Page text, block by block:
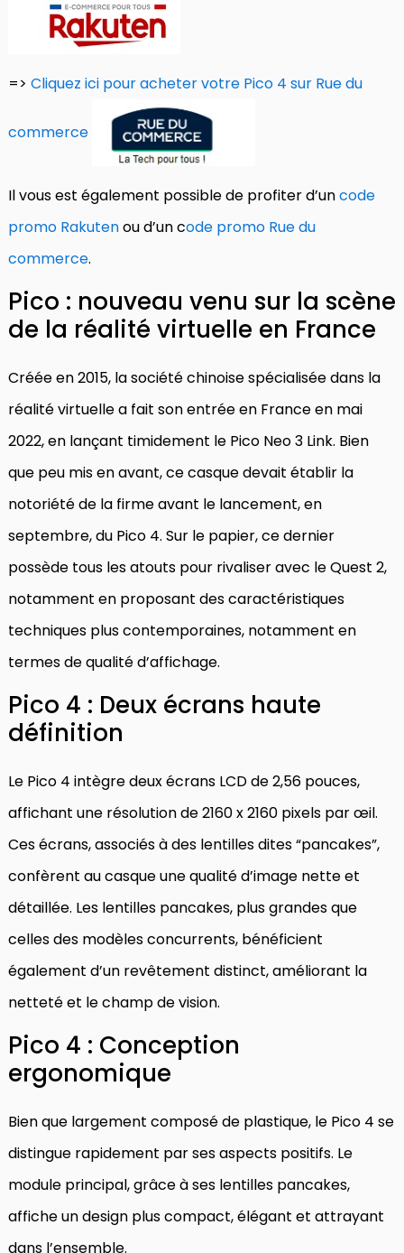
=> Cliquez ici pour acheter votre Pico 4 sur Rue du
commerce
Il vous est également possible de profiter d’uncode
promo Rakutenou d’un code promo Rue du
commerce.
Pico : nouveau venu sur la scène
de la réalité virtuelle en France
Créée en 2015, la société chinoise spécialisée dans la
réalité virtuelle a fait son entrée en France en mai
2022, en lançant timidement le Pico Neo 3 Link. Bien
que peu mis en avant, ce casque devait établir la
notoriété de la firme avant le lancement, en
septembre, du Pico 4. Sur le papier, ce dernier
possède tous les atouts pour rivaliser avec le Quest 2,
notamment en proposant des caractéristiques
techniques plus contemporaines, notamment en
termes de qualité d’affichage.
Pico 4 : Deux écrans haute
définition
Le Pico 4 intègre deux écrans LCD de 2,56 pouces,
affichant une résolution de 2160 x 2160 pixels par œil.
Ces écrans, associés à des lentilles dites “pancakes”,
confèrent au casque une qualité d’image nette et
détaillée. Les lentilles pancakes, plus grandes que
celles des modèles concurrents, bénéficient
également d’un revêtement distinct, améliorant la
netteté et le champ de vision.
Pico 4 : Conception
ergonomique
Bien que largement composé de plastique, le Pico 4 se
distingue rapidement par ses aspects positifs. Le
module principal, grâce à ses lentilles pancakes,
affiche un design plus compact, élégant et attrayant
dans l’ensemble.